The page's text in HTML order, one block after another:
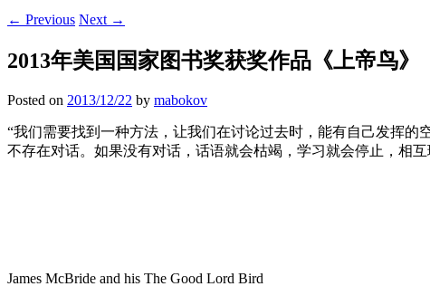
← Previous Next →
2013年美国国家图书奖获奖作品《上帝鸟》
Posted on 2013/12/22 by mabokov
“我们需要找到一种方法，让我们在讨论过去时，能有自己发挥
不存在对话。如果没有对话，话语就会枯竭，学习就会停止，相
James McBride and his The Good Lord Bird